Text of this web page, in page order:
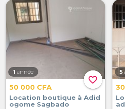
favorite_border
1 année
50 000 CFA
Location boutique à Adid
ogome Sagbado
5